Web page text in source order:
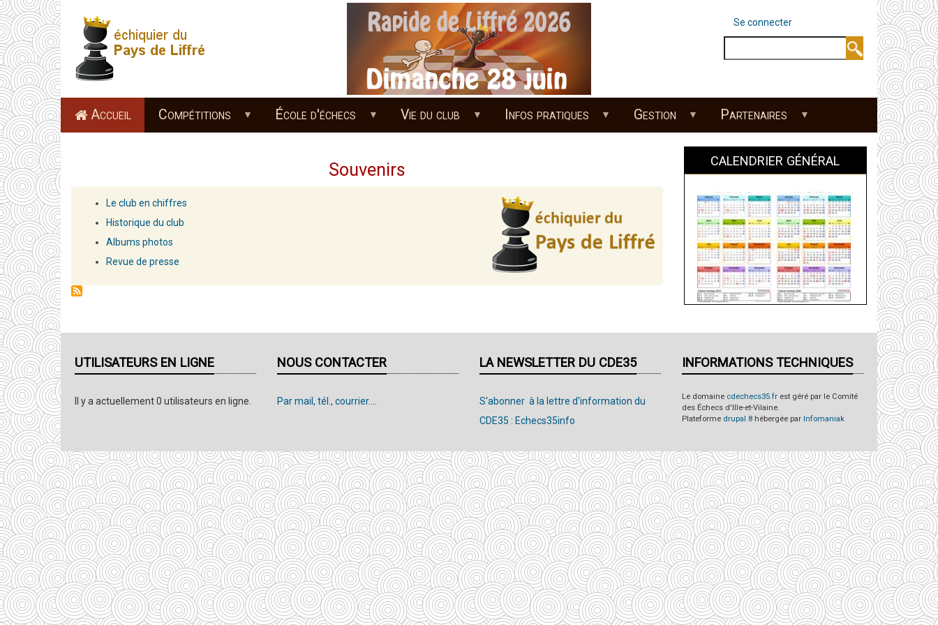
Aller
au
contenu
principal
MENU
Se connecter
Accueil Compétitions École d'échecs Vie du club Infos pratiques Gestion Partenaires
Souvenirs
Le club en chiffres
Historique du club
Albums photos
Revue de presse
CALENDRIER GÉNÉRAL
UTILISATEURS EN LIGNE
Il y a actuellement 0 utilisateurs en ligne.
NOUS CONTACTER
Par mail, tél., courrier....
LA NEWSLETTER DU CDE35
S'abonner à la lettre d'information du
CDE35 : Echecs35info
INFORMATIONS TECHNIQUES
Le domaine cdechecs35.fr est géré par le Comité
des Échecs d'Ille-et-Vilaine.
Plateforme drupal 8 hébergée par Infomaniak